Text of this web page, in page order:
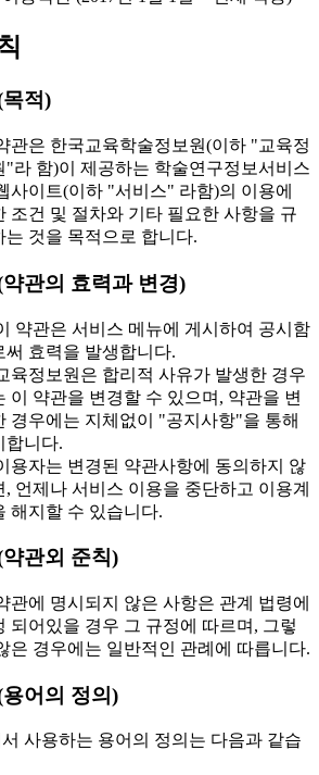
적)
관은 한국교육학술정보원(이하 "교육정
"라 함)이 제공하는 학술연구정보서비스
사이트(이하 "서비스" 라함)의 이용에
조건 및 절차와 기타 필요한 사항을 규
는 것을 목적으로 합니다.
관의 효력과 변경)
약관은 서비스 메뉴에 게시하여 공시함
써 효력을 발생합니다.
육정보원은 합리적 사유가 발생한 경우
이 약관을 변경할 수 있으며, 약관을 변
경우에는 지체없이 "공지사항"을 통해
합니다.
용자는 변경된 약관사항에 동의하지 않
, 언제나 서비스 이용을 중단하고 이용계
해지할 수 있습니다.
관외 준칙)
관에 명시되지 않은 사항은 관계 법령에
되어있을 경우 그 규정에 따르며, 그렇
은 경우에는 일반적인 관례에 따릅니다.
어의 정의)
사용하는 용어의 정의는 다음과 같습